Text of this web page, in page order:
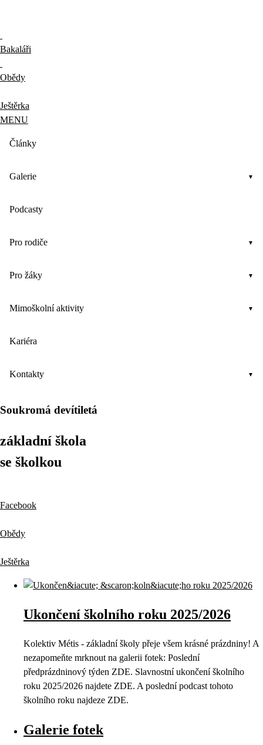
Bakaláři
Obědy
Ještěrka
MENU
Články
Galerie
Podcasty
Pro rodiče
Pro žáky
Mimoškolní aktivity
Kariéra
Kontakty
Soukromá devítiletá
základní škola
se školkou
Facebook
Obědy
Ještěrka
Ukončení školního roku 2025/2026
Kolektiv Métis - základní školy přeje všem krásné prázdniny! A
nezapomeňte mrknout na galerii fotek: Poslední
předprázdninový týden ZDE. Slavnostní ukončení školního
roku 2025/2026 najdete ZDE. A poslední podcast tohoto
školního roku najdeze ZDE.
Galerie fotek